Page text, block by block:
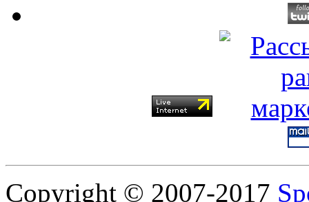
Copyright © 2007-2017